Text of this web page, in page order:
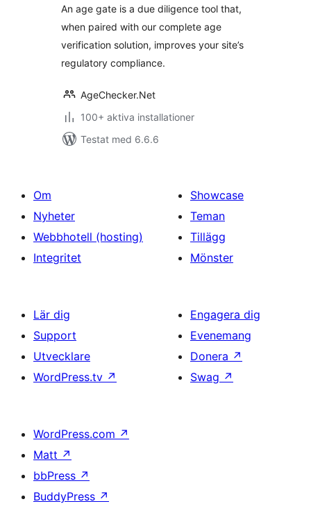
An age gate is a due diligence tool that,
when paired with our complete age
verification solution, improves your site’s
regulatory compliance.
AgeChecker.Net
100+ aktiva installationer
Testat med 6.6.6
Om
Nyheter
Webbhotell (hosting)
Integritet
Showcase
Teman
Tillägg
Mönster
Lär dig
Support
Utvecklare
WordPress.tv ↗
Engagera dig
Evenemang
Donera ↗
Swag ↗
WordPress.com ↗
Matt ↗
bbPress ↗
BuddyPress ↗